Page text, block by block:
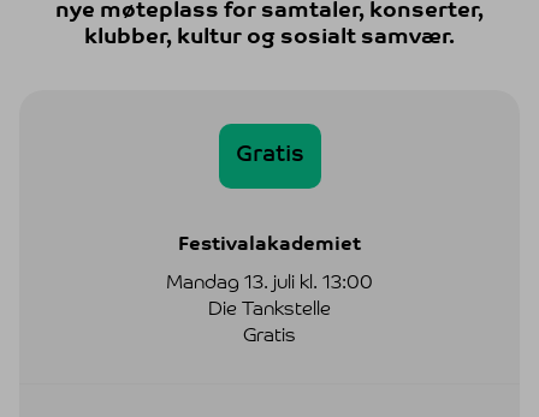
nye møteplass for samtaler, konserter,
klubber, kultur og sosialt samvær.
Gratis
Festivalakademiet
Mandag 13. juli kl. 13:00
Die Tankstelle
Gratis